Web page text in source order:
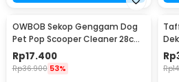
OWBOB Sekop Genggam Dog
Pet Pop Scooper Cleaner 28cm
- A11707
Rp17.400
Rp36.900 53%
Rp
Rp